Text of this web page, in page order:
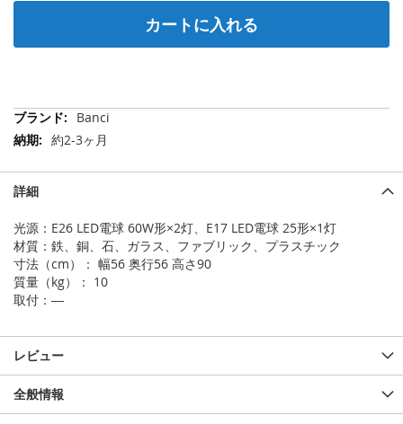
カートに入れる
そ
の
他
の
情
Banci
約2-3ヶ月
詳細
光源：E26 LED電球 60W形×2灯、E17 LED電球 25形×1灯
材質：鉄、銅、石、ガラス、ファブリック、プラスチック
寸法（cm）： 幅56 奥行56 高さ90
質量（kg）： 10
取付：―
レビュー
全般情報